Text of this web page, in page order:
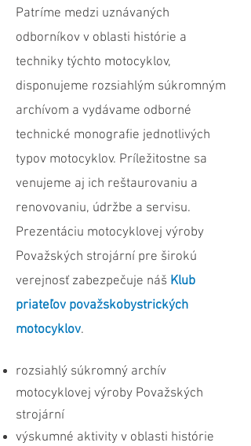
Patríme medzi uznávaných
odborníkov v oblasti histórie a
techniky týchto motocyklov,
disponujeme rozsiahlým súkromným
archívom a vydávame odborné
technické monografie jednotlivých
typov motocyklov. Príležitostne sa
venujeme aj ich reštaurovaniu a
renovovaniu, údržbe a servisu.
Prezentáciu motocyklovej výroby
Považských strojární pre širokú
verejnosť zabezpečuje náš Klub
priateľov považskobystrických
motocyklov.
rozsiahlý súkromný archív
motocyklovej výroby Považských
strojární
​výskumné aktivity v oblasti histórie